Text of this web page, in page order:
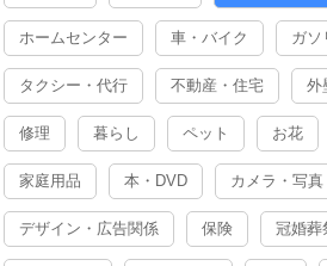
ホームセンター 車・バイク ガソ
タクシー・代行 不動産・住宅 外
修理 暮らし ペット お花
家庭用品 本・DVD カメラ・写真
デザイン・広告関係 保険 冠婚葬